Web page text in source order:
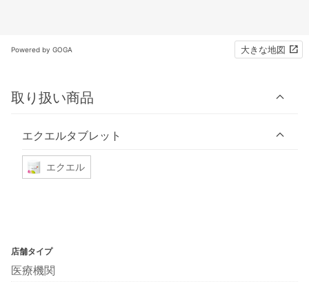
Powered by GOGA 大きな地図
取り扱い商品
エクエルタブレット
エクエル
店舗タイプ
医療機関